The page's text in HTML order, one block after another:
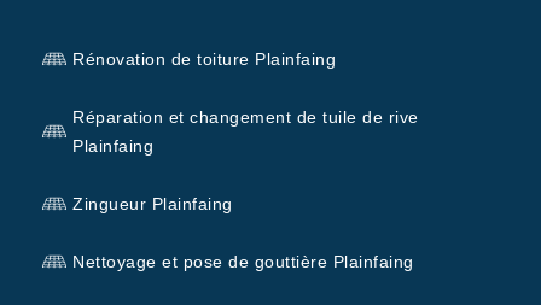
Rénovation de toiture Plainfaing
Réparation et changement de tuile de rive
Plainfaing
Zingueur Plainfaing
Nettoyage et pose de gouttière Plainfaing